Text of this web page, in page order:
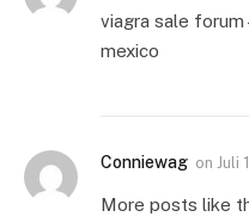
viagra sale forum
mexico
Conniewag on Juli
More posts like